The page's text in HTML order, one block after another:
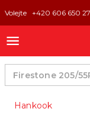
Volejte +420 606 650
Hankook